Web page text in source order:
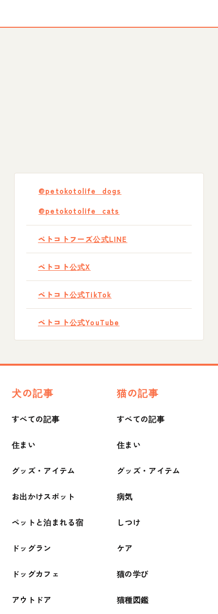
@petokotolife_dogs
@petokotolife_cats
ペトコトフーズ公式LINE
ペトコト公式X
ペトコト公式TikTok
ペトコト公式YouTube
犬の記事
すべての記事
住まい
グッズ・アイテム
お出かけスポット
ペットと泊まれる宿
ドッグラン
ドッグカフェ
アウトドア
猫の記事
すべての記事
住まい
グッズ・アイテム
病気
しつけ
ケア
猫の学び
猫種図鑑